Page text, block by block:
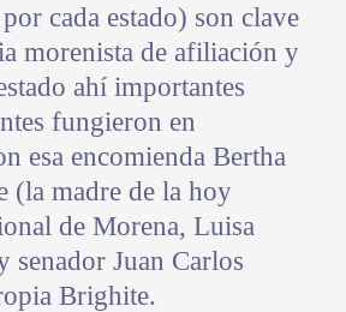
cada estado) son clave
morenista de afiliación y
ahí importantes
fungieron en
esa encomienda Bertha
(la madre de la hoy
de Morena, Luisa
senador Juan Carlos
Brighite.